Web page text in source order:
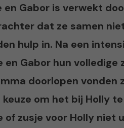
Gabor is verwekt
dat ze samen
hulp in. Na een
Gabor hun volledige
doorlopen vonden
om het bij Holly
zusje voor Holly niet